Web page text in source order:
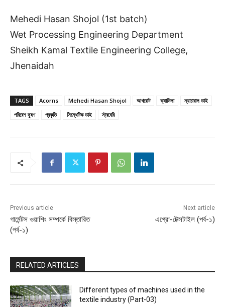
Mehedi Hasan Shojol (1st batch)
Wet Processing Engineering Department
Sheikh Kamal Textile Engineering College,
Jhenaidah
TAGS Acorns Mehedi Hasan Shojol আখরোট ক্যামিলা
ন্যাচারাল ডাই
পরিবেশ দূষণ
প্রকৃতি সিন্থেটিক ডাই স্ট্রবেরি
Previous article
গার্মেন্টস ওয়াশিং সম্পর্কে বিস্তারিত
(পর্ব-১)
Next article
এগ্রো-টেক্সটাইল (পর্ব-১)
RELATED ARTICLES
Different types of machines used in the
textile industry (Part-03)